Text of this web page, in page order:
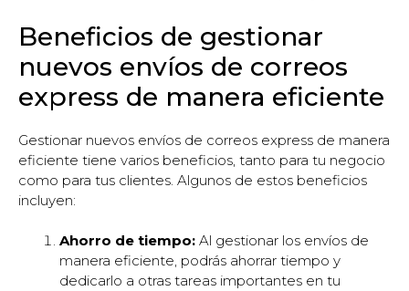
Beneficios de gestionar
nuevos envíos de correos
express de manera eficiente
Gestionar nuevos envíos de correos express de manera
eficiente tiene varios beneficios, tanto para tu negocio
como para tus clientes. Algunos de estos beneficios
incluyen:
Ahorro de tiempo: Al gestionar los envíos de
manera eficiente, podrás ahorrar tiempo y
dedicarlo a otras tareas importantes en tu